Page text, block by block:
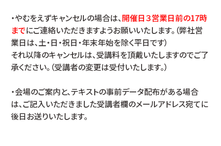
・やむをえずキャンセルの場合は、開催日３営業日前の17時
までにご連絡いただきますようお願いいたします。（弊社営
業日は、土・日・祝日・年末年始を除く平日です）
それ以降のキャンセルは、受講料を頂戴いたしますのでご了
承ください。（受講者の変更は受付いたします。）
・会場のご案内と、テキストの事前データ配布がある場合
は、ご記入いただきました受講者欄のメールアドレス宛てに
後日お送りいたします。